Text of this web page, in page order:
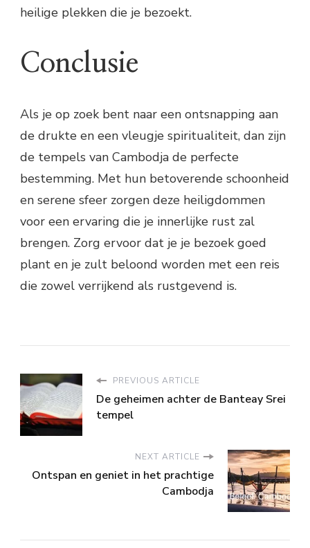
heilige plekken die je bezoekt.
Conclusie
Als je op zoek bent naar een ontsnapping aan
de drukte en een vleugje spiritualiteit, dan zijn
de tempels van Cambodja de perfecte
bestemming. Met hun betoverende schoonheid
en serene sfeer zorgen deze heiligdommen
voor een ervaring die je innerlijke rust zal
brengen. Zorg ervoor dat je je bezoek goed
plant en je zult beloond worden met een reis
die zowel verrijkend als rustgevend is.
PREVIOUS ARTICLE
De geheimen achter de Banteay Srei
tempel
NEXT ARTICLE
Ontspan en geniet in het prachtige
Cambodja